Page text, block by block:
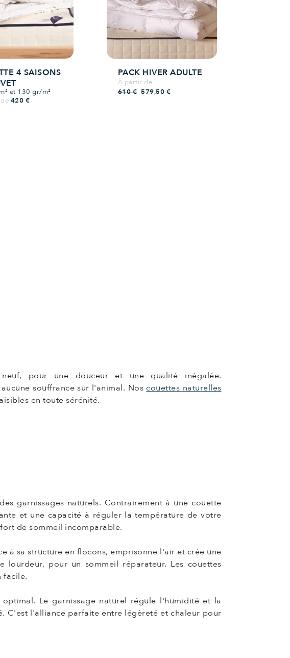
4 SAISONS
et 130 gr/m²
Prix
420 €
PACK HIVER ADULTE
À partir de
Prix de base
610 € Prix
579,50 €
pour une douceur et une qualité inégalée.
souffrance sur l'animal. Nos couettes naturelles
en toute sérénité.
garnissages naturels. Contrairement à une couette
et une capacité à réguler la température de votre
de sommeil incomparable.
à sa structure en flocons, emprisonne l'air et crée une
pour un sommeil réparateur. Les couettes
facile.
Le garnissage naturel régule l'humidité et la
C'est l'alliance parfaite entre légèreté et chaleur pour